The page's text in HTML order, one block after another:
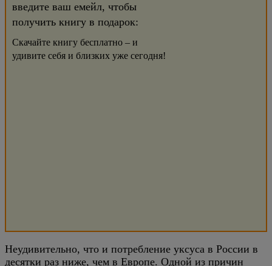
введите ваш емейл, чтобы
получить книгу в подарок:
Скачайте книгу бесплатно – и
удивите себя и близких уже сегодня!
Неудивительно, что и потребление уксуса в России в
десятки раз ниже, чем в Европе. Одной из причин